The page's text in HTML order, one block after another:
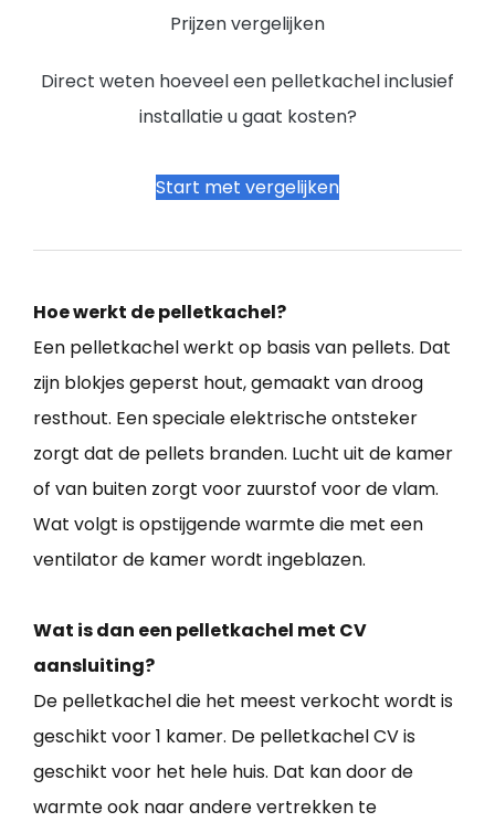
Prijzen vergelijken
Direct weten hoeveel een pelletkachel inclusief
installatie u gaat kosten?
Start met vergelijken
Hoe werkt de pelletkachel?
Een pelletkachel werkt op basis van pellets. Dat
zijn blokjes geperst hout, gemaakt van droog
resthout. Een speciale elektrische ontsteker
zorgt dat de pellets branden. Lucht uit de kamer
of van buiten zorgt voor zuurstof voor de vlam.
Wat volgt is opstijgende warmte die met een
ventilator de kamer wordt ingeblazen.
Wat is dan een pelletkachel met CV
aansluiting?
De pelletkachel die het meest verkocht wordt is
geschikt voor 1 kamer. De pelletkachel CV is
geschikt voor het hele huis. Dat kan door de
warmte ook naar andere vertrekken te